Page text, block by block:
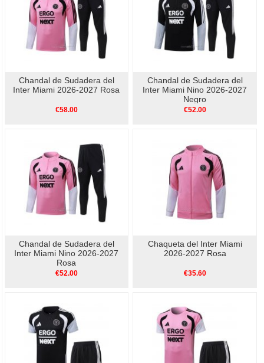
Chandal de Sudadera del
Inter Miami 2026-2027 Rosa
€58.00
Chandal de Sudadera del
Inter Miami Nino 2026-2027
Negro
€52.00
Chandal de Sudadera del
Inter Miami Nino 2026-2027
Rosa
€52.00
Chaqueta del Inter Miami
2026-2027 Rosa
€35.60